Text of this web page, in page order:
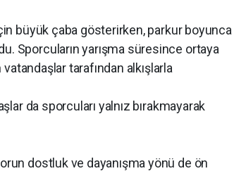
büyük çaba gösterirken, parkur boyunca
Sporcuların yarışma süresince ortaya
tarafından alkışlarla
da sporcuları yalnız bırakmayarak
dostluk ve dayanışma yönü de ön